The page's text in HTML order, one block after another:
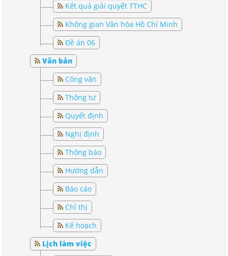
Kết quả giải quyết TTHC
Không gian Văn hóa Hồ Chí Minh
Đề án 06
Văn bản
Công văn
Thông tư
Quyết định
Nghị định
Thông báo
Hướng dẫn
Báo cáo
Chỉ thị
Kế hoạch
Lịch làm việc